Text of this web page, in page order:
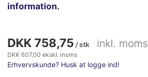
information.
DKK 758,75 / stk inkl. moms
DKK 607,00 ekskl. moms
Erhvervskunde? Husk at logge ind!